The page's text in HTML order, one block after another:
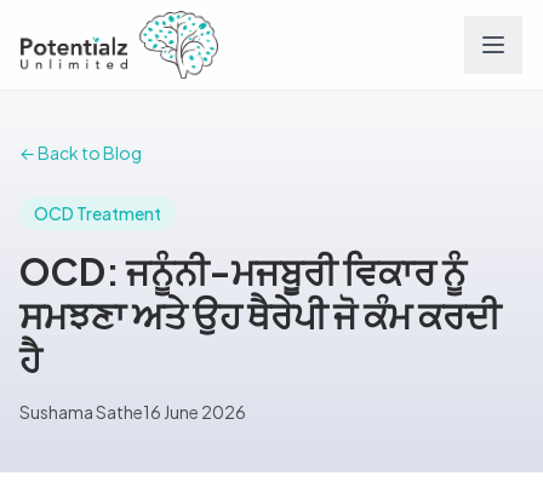
Careers
← Back to Blog
OCD Treatment
OCD: ਜਨੂੰਨੀ-ਮਜਬੂਰੀ ਵਿਕਾਰ ਨੂੰ
ਸਮਝਣਾ ਅਤੇ ਉਹ ਥੈਰੇਪੀ ਜੋ ਕੰਮ ਕਰਦੀ
ਹੈ
Sushama Sathe16 June 2026